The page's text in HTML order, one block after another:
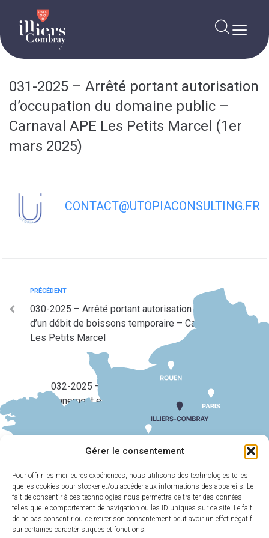
Gérer le consentement
Pour offrir les meilleures expériences, nous utilisons des technologies telles
que les cookies pour stocker et/ou accéder aux informations des appareils. Le
fait de consentir à ces technologies nous permettra de traiter des données
telles que le comportement de navigation ou les ID uniques sur ce site. Le fait
de ne pas consentir ou de retirer son consentement peut avoir un effet négatif
sur certaines caractéristiques et fonctions.
031-2025 – Arrêté portant autorisation
d’occupation du domaine public –
Carnaval APE Les Petits Marcel (1er
mars 2025)
CONTACT@UTOPIACONSULTING.FR
PRÉCÉDENT
030-2025 – Arrêté portant autorisation d’ouverture
d’un débit de boissons temporaire – Carnaval APE
Les Petits Marcel
032-2025 – Arrêté portant réglementation du
stationnement et de la circulation – Carnaval APE
Les Petits Marcel (1er mars 2025)
HORAIRES
D'OUVERTURE
Du lundi au
vendredi :9h00-
MAIRIE
D'ILLIERS-
COMBRAY
11 Rue Philebert
Poulain